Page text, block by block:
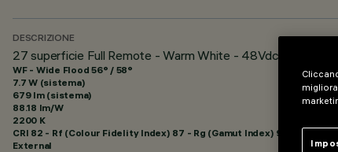
DESCRIZIONE
27 superficie Full Remote - Warm White - 48Vdc -
WF - Wide Flood 56° / 58°
7.7 W (sistema)
679 lm (sistema)
88.18 lm/W
2200 K
CRI 82 - Rf (Colour Fidelity Index) 87 - Rg (Gamut Index) 97
External